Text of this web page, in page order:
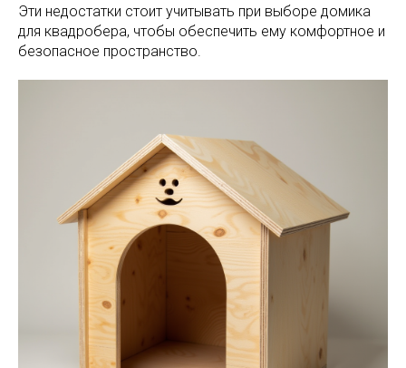
Эти недостатки стоит учитывать при выборе домика
для квадробера, чтобы обеспечить ему комфортное и
безопасное пространство.